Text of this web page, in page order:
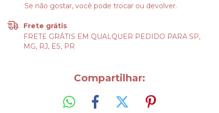
Se não gostar, você pode trocar ou devolver.
Frete grátis
FRETE GRÁTIS EM QUALQUER PEDIDO PARA SP,
MG, RJ, ES, PR
Compartilhar: